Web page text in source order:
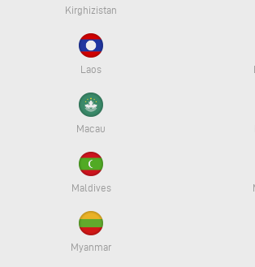
Kirghizistan
Laos
Macau
Maldives
Myanmar